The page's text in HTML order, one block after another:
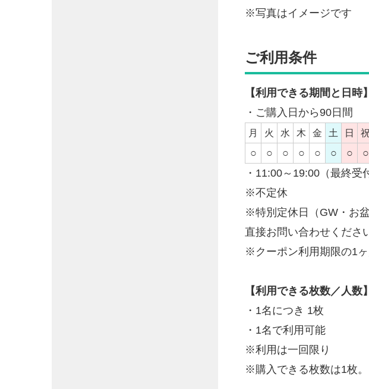
※写真はイメージです
ご利用条件
【利用できる期間と日時】
・ご購入日から90日間
月 火 水 木 金 土 日
○ ○ ○ ○ ○ ○ ○ ○
・11:00～19:00（最終受
※不定休
※特別定休日（GW・お
直接お問い合わせくださ
※クーポン利用期限の1
【利用できる枚数／人数】
・1名につき 1枚
・1名で利用可能
※利用は一回限り
※購入できる枚数は1枚